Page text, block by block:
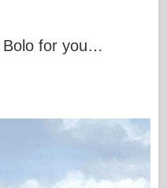
Bolo for you…